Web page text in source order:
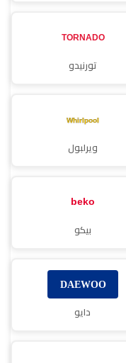
تورنيدو
ويرلبول
بيكو
دايو